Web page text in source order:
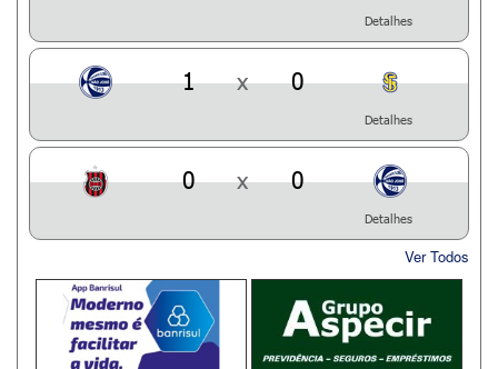
Detalhes
1 x 0
Detalhes
0 x 0
Detalhes
Ver Todos